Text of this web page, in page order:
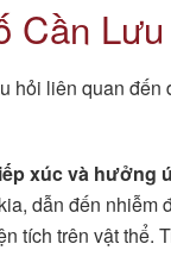
Cần
hỏi liên quan
xúc và hưởng
dẫn đến
tích trên vật thể.